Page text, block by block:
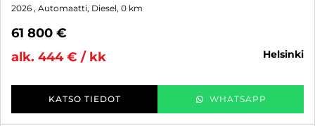
2026 , Automaatti, Diesel, 0 km
61 800 €
alk. 444 € / kk
helsinki
KATSO TIEDOT WHATSAPP